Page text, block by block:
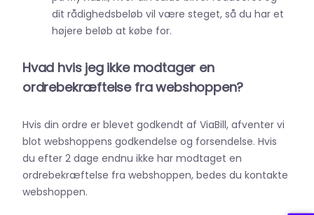
dit rådighedsbeløb vil være steget, så du har et
højere beløb at købe for.
Hvad hvis jeg ikke modtager en
ordrebekræftelse fra webshoppen?
Hvis din ordre er blevet godkendt af ViaBill, afventer vi
blot webshoppens godkendelse og forsendelse. Hvis
du efter 2 dage endnu ikke har modtaget en
ordrebekræftelse fra webshoppen, bedes du kontakte
webshoppen.